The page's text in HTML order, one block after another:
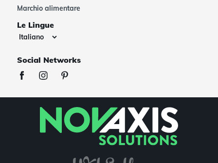
Marchio alimentare
Le Lingue
Social Networks